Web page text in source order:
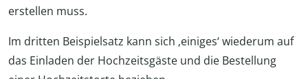
erstellen muss.
Im dritten Beispielsatz kann sich ‚einiges‘ wiederum auf
das Einladen der Hochzeitsgäste und die Bestellung